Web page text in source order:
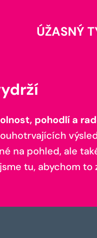
ÚŽASNÝ
pohodlí a
na pohled, ale
tu, abychom to